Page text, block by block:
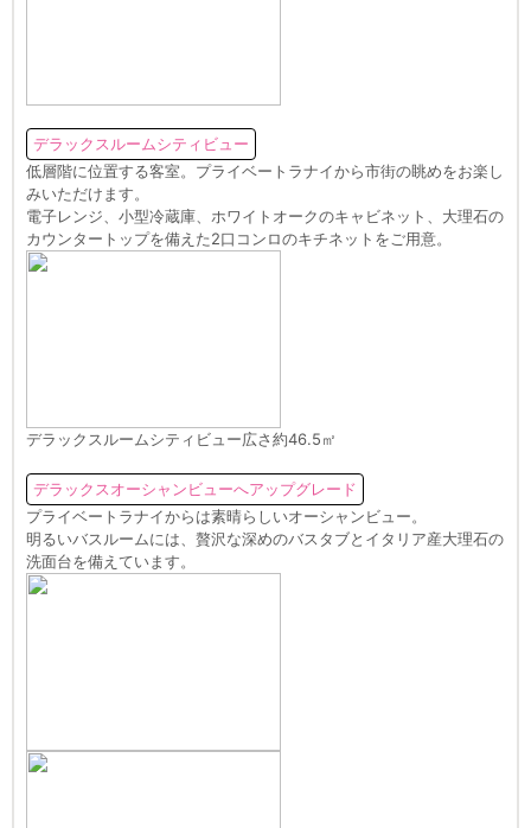
デラックスルームシティビュー
低層階に位置する客室。プライベートラナイから市街の眺めをお楽し
みいただけます。
電子レンジ、小型冷蔵庫、ホワイトオークのキャビネット、大理石の
カウンタートップを備えた2口コンロのキチネットをご用意。
デラックスルームシティビュー広さ約46.5㎡
デラックスオーシャンビューへアップグレード
プライベートラナイからは素晴らしいオーシャンビュー。
明るいバスルームには、贅沢な深めのバスタブとイタリア産大理石の
洗面台を備えています。